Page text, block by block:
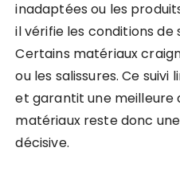
inadaptées ou les
il vérifie les conditions de
Certains matériaux
ou les salissures. Ce
et garantit une meilleure
matériaux reste donc
décisive.